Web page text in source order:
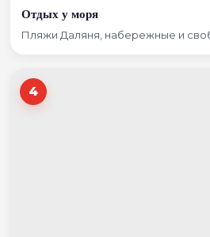
Отдых у моря
Пляжи Даляня, набережные и
4